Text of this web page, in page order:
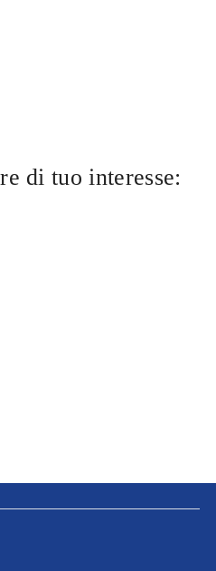
di tuo interesse: